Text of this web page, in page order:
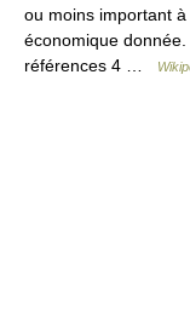
ou moins important
économique
références 4 …